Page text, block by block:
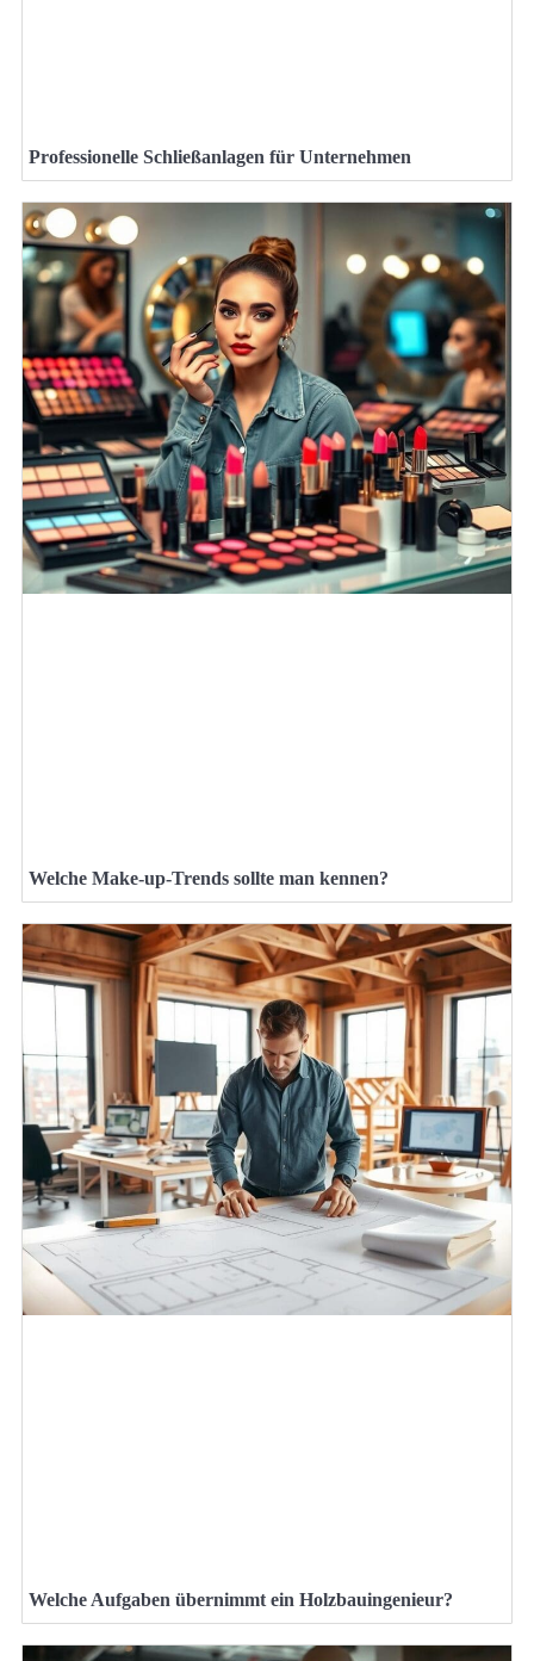
Professionelle Schließanlagen für Unternehmen
Welche Make-up-Trends sollte man kennen?
Welche Aufgaben übernimmt ein Holzbauingenieur?